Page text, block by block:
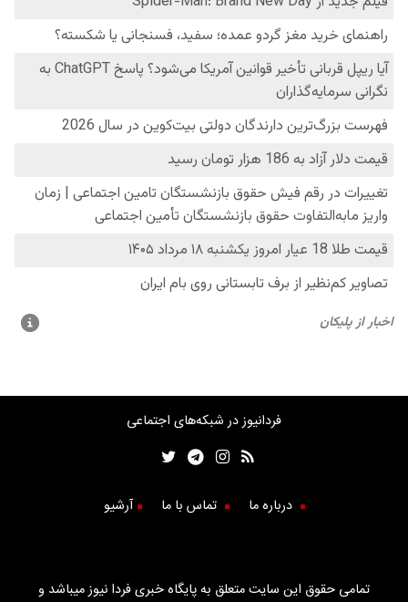
فردانیوز در شبکه‌های اجتماعی
درباره ما تماس با ما آرشیو
تمامی حقوق این سایت متعلق به پایگاه خبری فردا نیوز میباشد و